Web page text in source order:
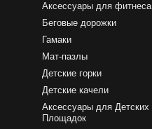
Аксессуары для фитнеса
Беговые дорожки
Гамаки
Мат-пазлы
Детские горки
Детские качели
Аксессуары для Детских
Площадок